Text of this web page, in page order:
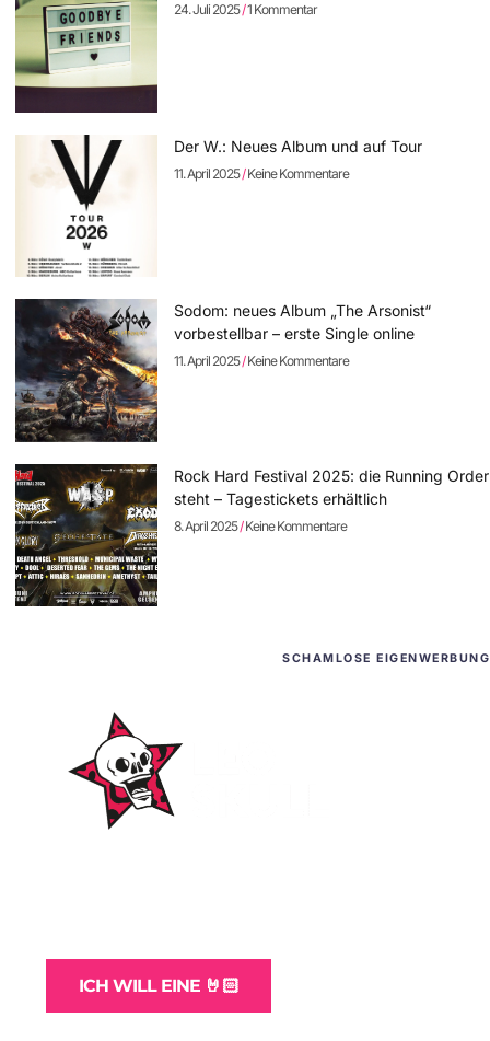
24. Juli 2025 1 Kommentar
Der W.: Neues Album und auf Tour
11. April 2025 Keine Kommentare
Sodom: neues Album „The Arsonist“
vorbestellbar – erste Single online
11. April 2025 Keine Kommentare
Rock Hard Festival 2025: die Running Order
steht – Tagestickets erhältlich
8. April 2025 Keine Kommentare
SCHAMLOSE EIGENWERBUNG
ICH WILL EINE 🤘🏻